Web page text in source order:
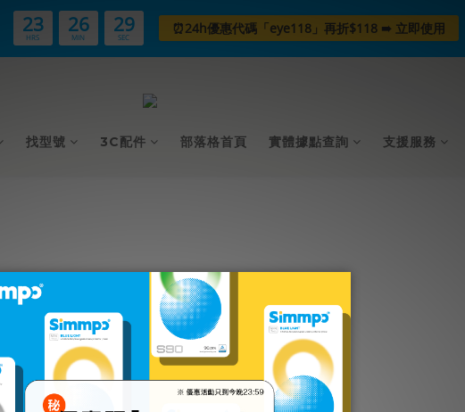
找型號 3C配件 部落格首頁 實體據點查詢 支援服務
23
HRS
26
MIN
28
SEC
⏰24h優惠代碼「eye118」再折$118 ➠ 立即使用